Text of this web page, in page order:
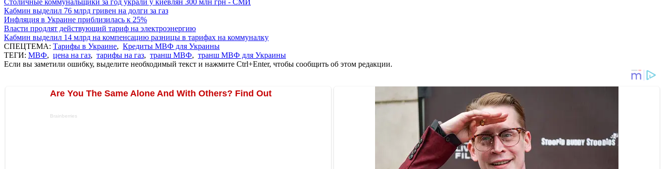
Кабмин выделил 76 млрд гривен на долги за газ
Инфляция в Украине приблизилась к 25%
Власти продлят действующий тариф на электроэнергию
Кабмин выделил 14 млрд на компенсацию разницы в тарифах на коммуналку
СПЕЦТЕМА: Тарифы в Украине, Кредиты МВФ для Украины
ТЕГИ: МВФ, цена на газ, тарифы на газ, транш МВФ, транш МВФ для Украины
Если вы заметили ошибку, выделите необходимый текст и нажмите Ctrl+Enter, чтобы сообщить об этом редакции.